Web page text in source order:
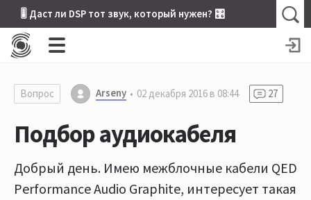
🎚 Даст ли DSP тот звук, который нужен? 🎛
Вопрос Arseny 02 декабря 2016 в 08:44 27
Подбор аудиокабеля
Добрый день. Имею межблочные кабели QED
Performance Audio Graphite, интересует такая